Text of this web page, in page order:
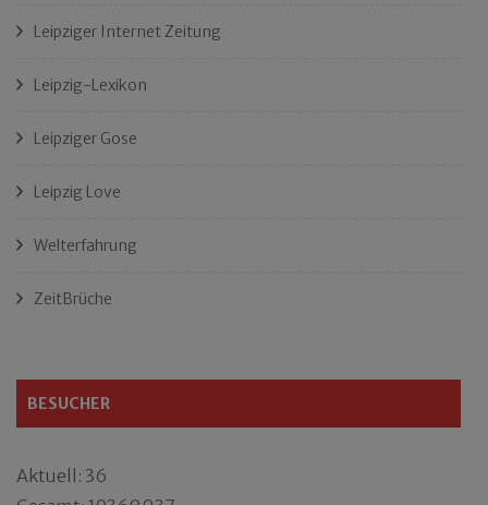
Leipziger Internet Zeitung
Leipzig-Lexikon
Leipziger Gose
Leipzig Love
Welterfahrung
ZeitBrüche
BESUCHER
Aktuell: 36